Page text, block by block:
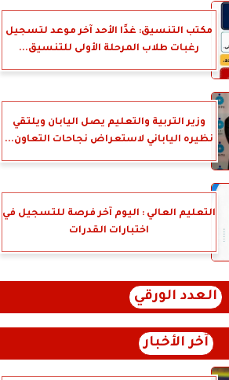
مكتب التنسيق: غدًا الأحد آخر موعد لتسجيل
رغبات طلاب المرحلة الأولى للتنسيق...
وزير التربية والتعليم يصل اليابان ويلتقي
نظيره الياباني لاستعراض نجاحات التعاون...
التعليم العالي : اليوم آخر فرصة للتسجيل في
اختبارات القدرات
العدد الورقي
آخر الأخبار